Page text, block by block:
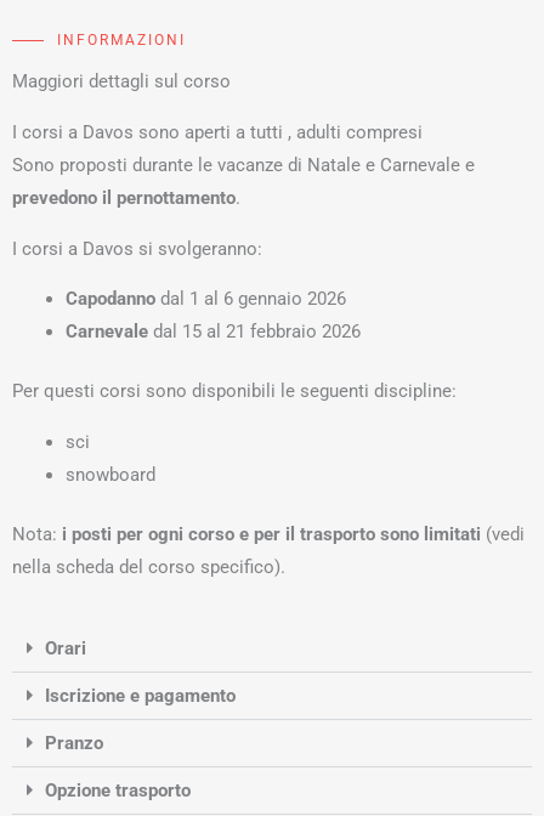
INFORMAZIONI
Maggiori dettagli sul corso
I corsi a Davos sono aperti a tutti , adulti compresi
Sono proposti durante le vacanze di Natale e Carnevale e
prevedono il pernottamento.
I corsi a Davos si svolgeranno:
Capodannodal 1 al 6 gennaio 2026
Carnevaledal 15 al 21 febbraio 2026
Per questi corsi sono disponibili le seguenti discipline:
sci
snowboard
Nota: i posti per ogni corso e per il trasporto sono limitati (vedi
nella scheda del corso specifico).
Orari
Iscrizione e pagamento
Pranzo
Opzione trasporto